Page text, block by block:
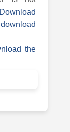
Download
the